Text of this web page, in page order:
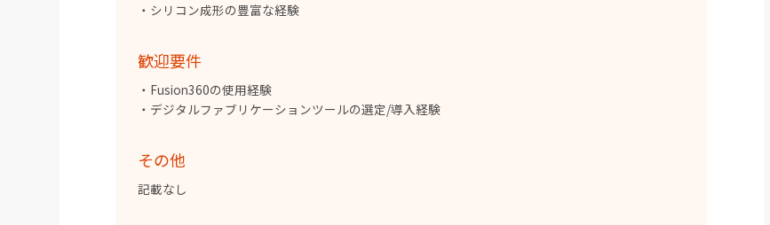
・シリコン成形の豊富な経験
歓迎要件
・Fusion360の使用経験
・デジタルファブリケーションツールの選定/導入経験
その他
‍記載なし